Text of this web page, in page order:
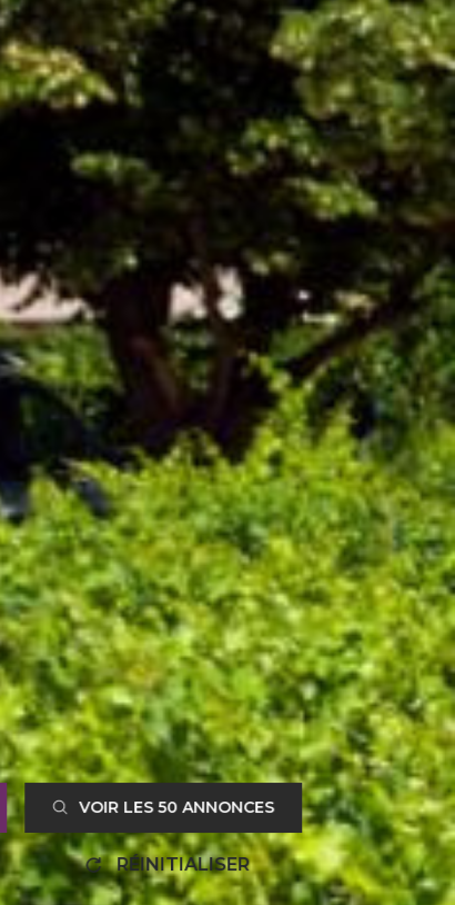
VOIR LES50 ANNONCES
RÉINITIALISER